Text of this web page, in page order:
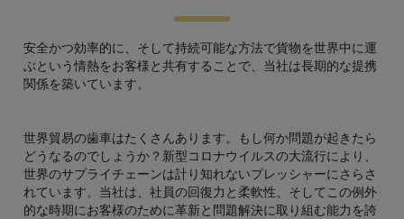
安全かつ効率的に、そして持続可能な方法で貨物を世界中に運
ぶという情熱をお客様と共有することで、当社は長期的な提携
関係を築いています。
世界貿易の歯車はたくさんあります。もし何か問題が起きたら
どうなるのでしょうか？新型コロナウイルスの大流行により、
世界のサプライチェーンは計り知れないプレッシャーにさらさ
れています。当社は、社員の回復力と柔軟性、そしてこの例外
的な時期にお客様のために革新と問題解決に取り組む能力を誇